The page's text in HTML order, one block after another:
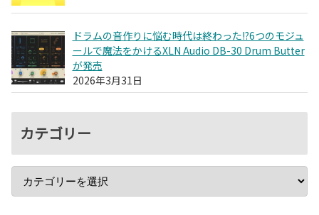
ドラムの音作りに悩む時代は終わった!?6つのモジュ
ールで魔法をかけるXLN Audio DB-30 Drum Butter
が発売
2026年3月31日
カテゴリー